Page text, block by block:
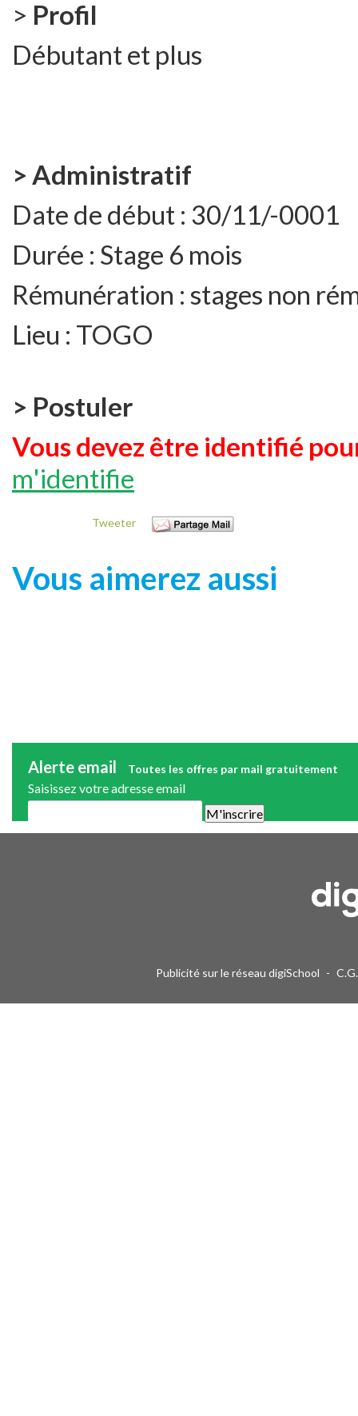
> Profil
Débutant et plus
> Administratif
Date de début : 30/11/-0001
Durée : Stage 6 mois
Rémunération : stages non
Lieu : TOGO
> Postuler
Vous devez être identifié
m'identifie
Tweeter
Vous aimerez aussi
Alerte email Toutes les offres par mail gratuitement
Saisissez votre adresse email
Publicité sur le réseau digiSchool -